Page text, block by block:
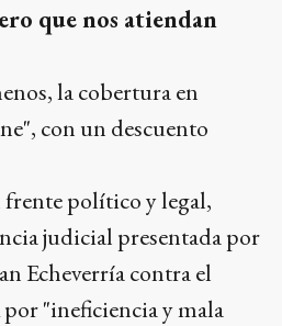
que nos atiendan
la cobertura en
con un descuento
político y legal,
judicial presentada por
Echeverría contra el
"ineficiencia y mala